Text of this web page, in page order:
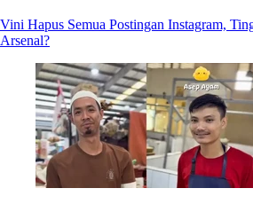
Vini Hapus Semua Postingan Instagram,
Arsenal?